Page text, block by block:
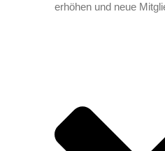
erhöhen und neue